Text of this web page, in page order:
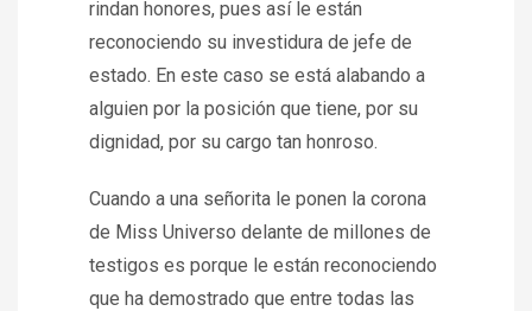
rindan honores, pues así le están
reconociendo su investidura de jefe de
estado. En este caso se está alabando a
alguien por la posición que tiene, por su
dignidad, por su cargo tan honroso.
Cuando a una señorita le ponen la corona
de Miss Universo delante de millones de
testigos es porque le están reconociendo
que ha demostrado que entre todas las